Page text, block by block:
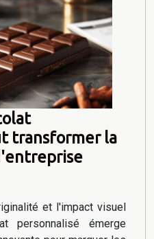
transformer la
et l'impact visuel
personnalisé émerge